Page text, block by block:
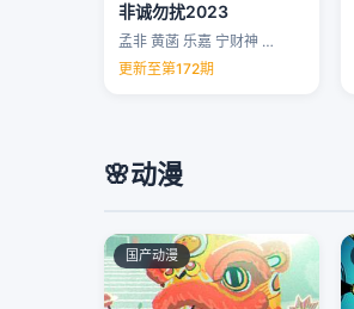
非诚勿扰2023
孟非 黄菡 乐嘉 宁财神 …
更新至第172期
🌸动漫
国产动漫